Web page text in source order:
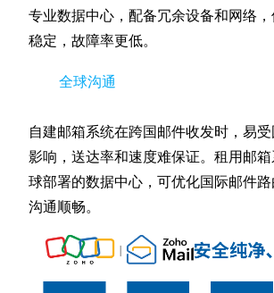
专业数据中心，配备冗余设备和网络
稳定，故障率更低。
全球沟通
自建邮箱系统在跨国邮件收发时，易
影响，送达率和速度难保证。租用邮
球部署的数据中心，可优化国际邮件
沟通顺畅。